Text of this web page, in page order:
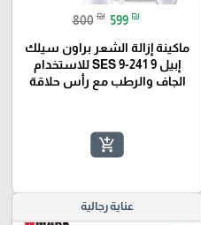
800 ₪ 599 ₪
ماكينة إزالة الشعر براون سيلك
إبيل 9 SES 9-241 للاستخدام
الجاف والرطب مع رأس حلاقة
add_shopping_cart
عناية رجالية